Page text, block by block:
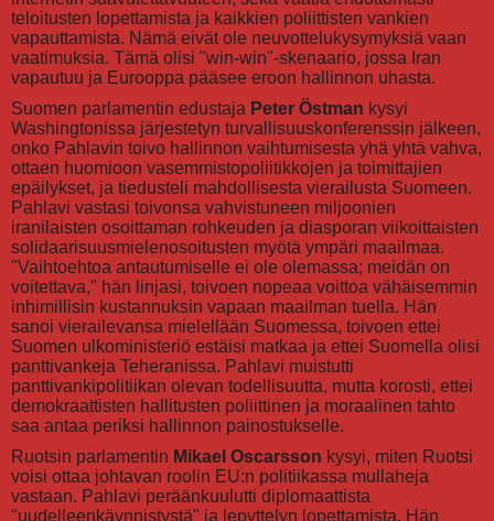
teloitusten lopettamista ja kaikkien poliittisten vankien
vapauttamista. Nämä eivät ole neuvottelukysymyksiä vaan
vaatimuksia. Tämä olisi "win-win"-skenaario, jossa Iran
vapautuu ja Eurooppa pääsee eroon hallinnon uhasta.
Suomen parlamentin edustaja Peter Östman kysyi
Washingtonissa järjestetyn turvallisuuskonferenssin jälkeen,
onko Pahlavin toivo hallinnon vaihtumisesta yhä yhtä vahva,
ottaen huomioon vasemmistopoliitikkojen ja toimittajien
epäilykset, ja tiedusteli mahdollisesta vierailusta Suomeen.
Pahlavi vastasi toivonsa vahvistuneen miljoonien
iranilaisten osoittaman rohkeuden ja diasporan viikoittaisten
solidaarisuusmielenosoitusten myötä ympäri maailmaa.
"Vaihtoehtoa antautumiselle ei ole olemassa; meidän on
voitettava," hän linjasi, toivoen nopeaa voittoa vähäisemmin
inhimillisin kustannuksin vapaan maailman tuella. Hän
sanoi vierailevansa mielellään Suomessa, toivoen ettei
Suomen ulkoministeriö estäisi matkaa ja ettei Suomella olisi
panttivankeja Teheranissa. Pahlavi muistutti
panttivankipolitiikan olevan todellisuutta, mutta korosti, ettei
demokraattisten hallitusten poliittinen ja moraalinen tahto
saa antaa periksi hallinnon painostukselle.
Ruotsin parlamentin Mikael Oscarsson kysyi, miten Ruotsi
voisi ottaa johtavan roolin EU:n politiikassa mullaheja
vastaan. Pahlavi peräänkuulutti diplomaattista
"uudelleenkäynnistystä" ja lepyttelyn lopettamista. Hän